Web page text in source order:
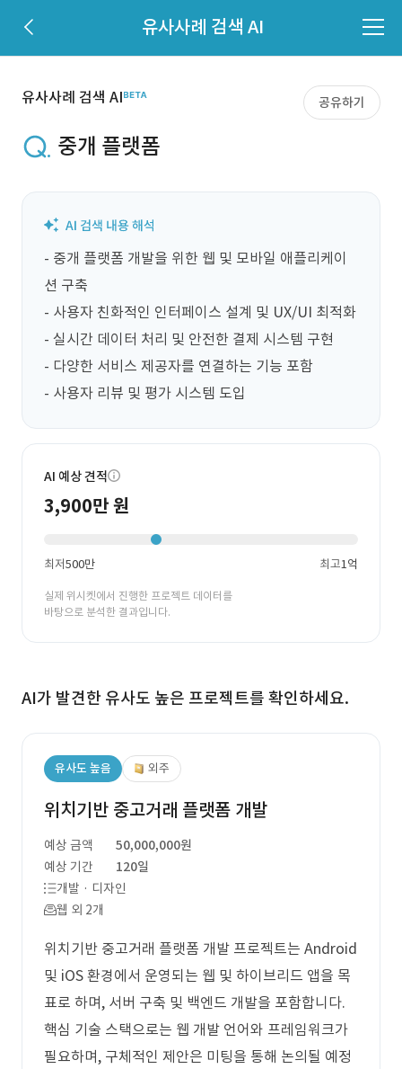
유사사례 검색 AI
유사사례 검색 AI 공유하기
중개 플랫폼
- 중개 플랫폼 개발을 위한 웹 및 모바일 애플리케이
션 구축
- 사용자 친화적인 인터페이스 설계 및 UX/UI 최적화
- 실시간 데이터 처리 및 안전한 결제 시스템 구현
- 다양한 서비스 제공자를 연결하는 기능 포함
- 사용자 리뷰 및 평가 시스템 도입
AI 예상 견적
3,900만 원
최저500만 최고1억
실제 위시켓에서 진행한 프로젝트 데이터를
바탕으로 분석한 결과입니다.
AI가 발견한 유사도 높은 프로젝트를 확인하세요.
유사도 높음 외주
위치기반 중고거래 플랫폼 개발
예상 금액
50,000,000원
예상 기간
120일
개발 · 디자인
웹 외 2개
위치기반 중고거래 플랫폼 개발 프로젝트는 Android
및 iOS 환경에서 운영되는 웹 및 하이브리드 앱을 목
표로 하며, 서버 구축 및 백엔드 개발을 포함합니다.
핵심 기술 스택으로는 웹 개발 언어와 프레임워크가
필요하며, 구체적인 제안은 미팅을 통해 논의될 예정